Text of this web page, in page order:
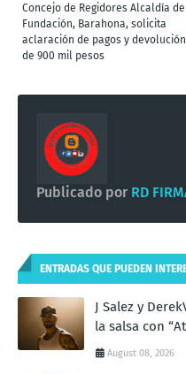
Concejo de Regidores Alcaldía de
Fundación, Barahona, solicita
aclaración de pagos y devolución
de 900 mil pesos
Publicado por RD
ENTRADAS QUE PUEDEN
J Salez y
la salsa con
August 08, 2026